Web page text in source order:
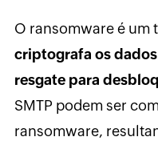
O ransomware é um
criptografa os
resgate para
SMTP podem ser
ransomware,